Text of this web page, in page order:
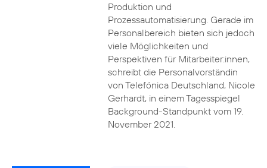
Produktion und
Prozessautomatisierung. Gerade im
Personalbereich bieten sich jedoch
viele Möglichkeiten und
Perspektiven für Mitarbeiter:innen,
schreibt die Personalvorständin
von Telefónica Deutschland, Nicole
Gerhardt, in einem Tagesspiegel
Background-Standpunkt vom 19.
November 2021.